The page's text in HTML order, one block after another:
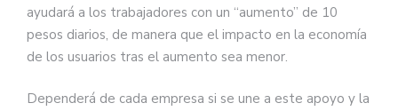
ayudará a los trabajadores con un “aumento” de 10
pesos diarios, de manera que el impacto en la economía
de los usuarios tras el aumento sea menor.
Dependerá de cada empresa si se une a este apoyo y la